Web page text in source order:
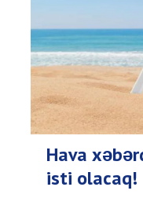
Hava
isti olacaq!